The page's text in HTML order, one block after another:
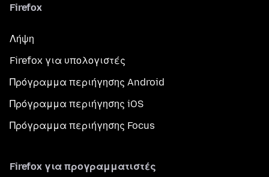
Firefox
Λήψη
Firefox για υπολογιστές
Πρόγραμμα περιήγησης Android
Πρόγραμμα περιήγησης iOS
Πρόγραμμα περιήγησης Focus
Firefox για προγραμματιστές